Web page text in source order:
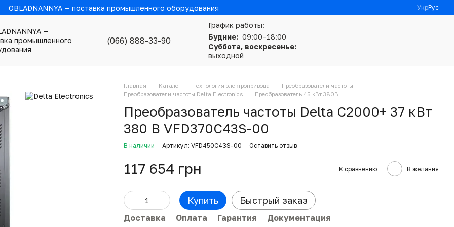
OBLADNANNYA — поставка промышленного оборудования УкрРус
(066) 888-33-90
График работы:
Будние: 09:00–18:00
Суббота, воскресенье:
выходной
Главная Каталог Технология электропривода
Преобразователи частоты
Преобразователи частоты Delta Electronics
Преобразователь 45 кВт 380В
Преобразователь частоты Delta C2000+ 37 кВт
380 В VFD370C43S-00
В наличии Артикул: VFD450C43S-00 Оставить отзыв
117 654 грн К сравнению В желания
Купить Быстрый заказ
Доставка Оплата Гарантия Документация